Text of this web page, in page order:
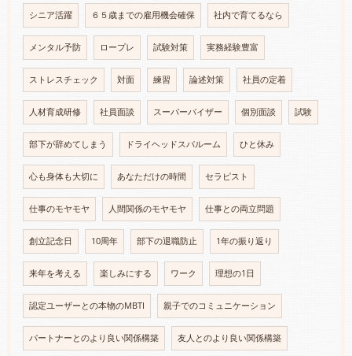
シニア活躍 ６５歳までの雇用機会確保 社内で育てるなら
メンタル予防 ロープレ 試験対策 実務経験豊富
ストレスチェック 対面 練習 論述対策 社員の定着
人材育成研修 社員面談 スーパーバイザー 個別面談 試験
部下が辞めてしまう ドライヘッドスパルーム ひと休み
心も身体も大切に あなただけの時間 セラピスト
仕事のモヤモヤ 人間関係のモヤモヤ 仕事との両立問題
創立記念日 10周年 部下の退職防止 1年の振り返り
来年を考える 楽しみにする ワーク 理想の1日
認定ユーザーとの本物のMBTI 親子でのコミュニケーション
パートナーとのより良い関係構築 友人とのより良い関係構築